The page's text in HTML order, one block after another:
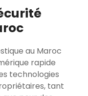
au Maroc
rapide
technologies
tant